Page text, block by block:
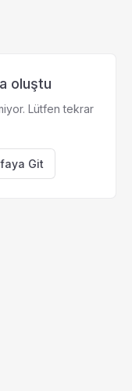
oluştu
Lütfen tekrar
Git